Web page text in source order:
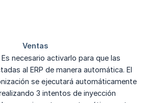
Es necesario activarlo para que las
al ERP de manera automática. El
se ejecutará automáticamente
3 intentos de inyección